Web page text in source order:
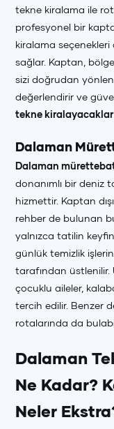
tekne kiralama ile
profesyonel bir
kiralama
sağlar. Kaptan,
sizi doğrudan
değerlendirir ve
tekne kiralayacaklar
Dalaman
Dalaman
donanımlı bir
hizmettir. Kaptan
rehber de bulunan
yalnızca tatilin
günlük temizlik
tarafından üstlenilir.
çocuklu aileler,
tercih edilir. Benzer
rotalarında da
Dalaman
Ne Kadar?
Neler